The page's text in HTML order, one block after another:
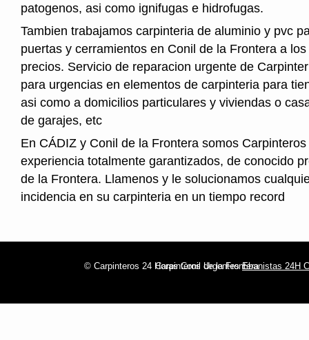
patogenos, asi como ignifugas e hidrofugas.
Tambien trabajamos carpinteria de aluminio y pvc
puertas y cerramientos en Conil de la Frontera a
precios. Servicio de reparacion urgente de
para urgencias en elementos de carpinteria para
asi como a domicilios particulares y viviendas o
de garajes, etc
En CÁDIZ y Conil de la Frontera somos
experiencia totalmente garantizados, de conocido
de la Frontera. Llamenos y le solucionamos
incidencia en su carpinteria en un tiempo record
© Carpinteros 24 Horas Conil de la Frontera
Carpinteros UrgentesEbanistas 24H